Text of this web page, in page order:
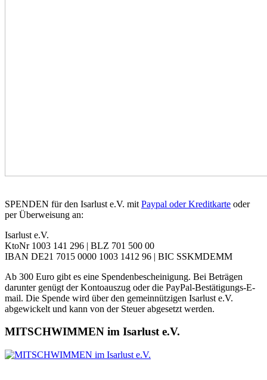
SPENDEN für den Isarlust e.V. mit Paypal oder Kreditkarte oder
per Überweisung an:
Isarlust e.V.
KtoNr 1003 141 296 | BLZ 701 500 00
IBAN DE21 7015 0000 1003 1412 96 | BIC SSKMDEMM
Ab 300 Euro gibt es eine Spendenbescheinigung. Bei Beträgen
darunter genügt der Kontoauszug oder die PayPal-Bestätigungs-E-
mail. Die Spende wird über den gemeinnützigen Isarlust e.V.
abgewickelt und kann von der Steuer abgesetzt werden.
MITSCHWIMMEN im Isarlust e.V.